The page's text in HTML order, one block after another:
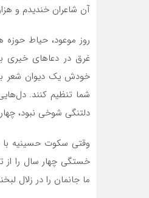
آن شاعران خندیدم و
روز موعود، حیاط
غرق در دعاهای خیری
خودش یک دیوان شعر
شما تنظیم کنند.
دلتنگی شوخی نبود،
وقتی سکوت حسینیه
خستگی چهار سال را از
ما جانمان را در زلال